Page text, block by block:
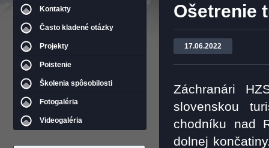
Kontakty
Často kladené otázky
Projekty
Poistenie
Školenia spôsobilosti
Fotogaléria
Videogaléria
Ošetrenie
17.06.2022
Záchranári
slovenskou
chodníku nad
dolnej